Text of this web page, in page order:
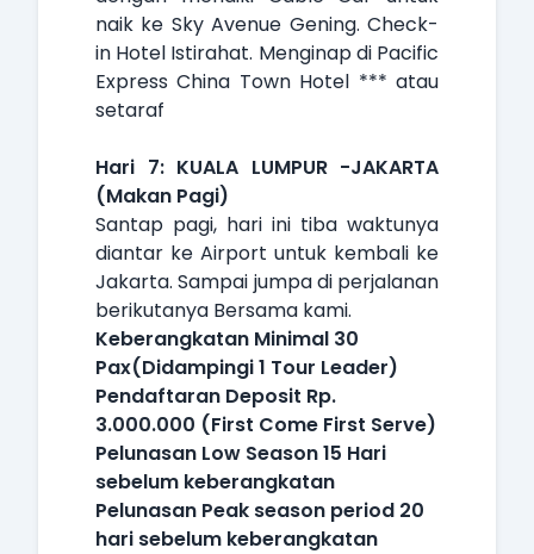
naik ke Sky Avenue Gening. Check-
in Hotel Istirahat. Menginap di Pacific
Express China Town Hotel *** atau
setaraf
Hari 7: KUALA LUMPUR -JAKARTA
(Makan Pagi)
Santap pagi, hari ini tiba waktunya
diantar ke Airport untuk kembali ke
Jakarta. Sampai jumpa di perjalanan
berikutanya Bersama kami.
Keberangkatan Minimal 30
Pax(Didampingi 1 Tour Leader)
Pendaftaran Deposit Rp.
3.000.000 (First Come First Serve)
Pelunasan Low Season 15 Hari
sebelum keberangkatan
Pelunasan Peak season period 20
hari sebelum keberangkatan